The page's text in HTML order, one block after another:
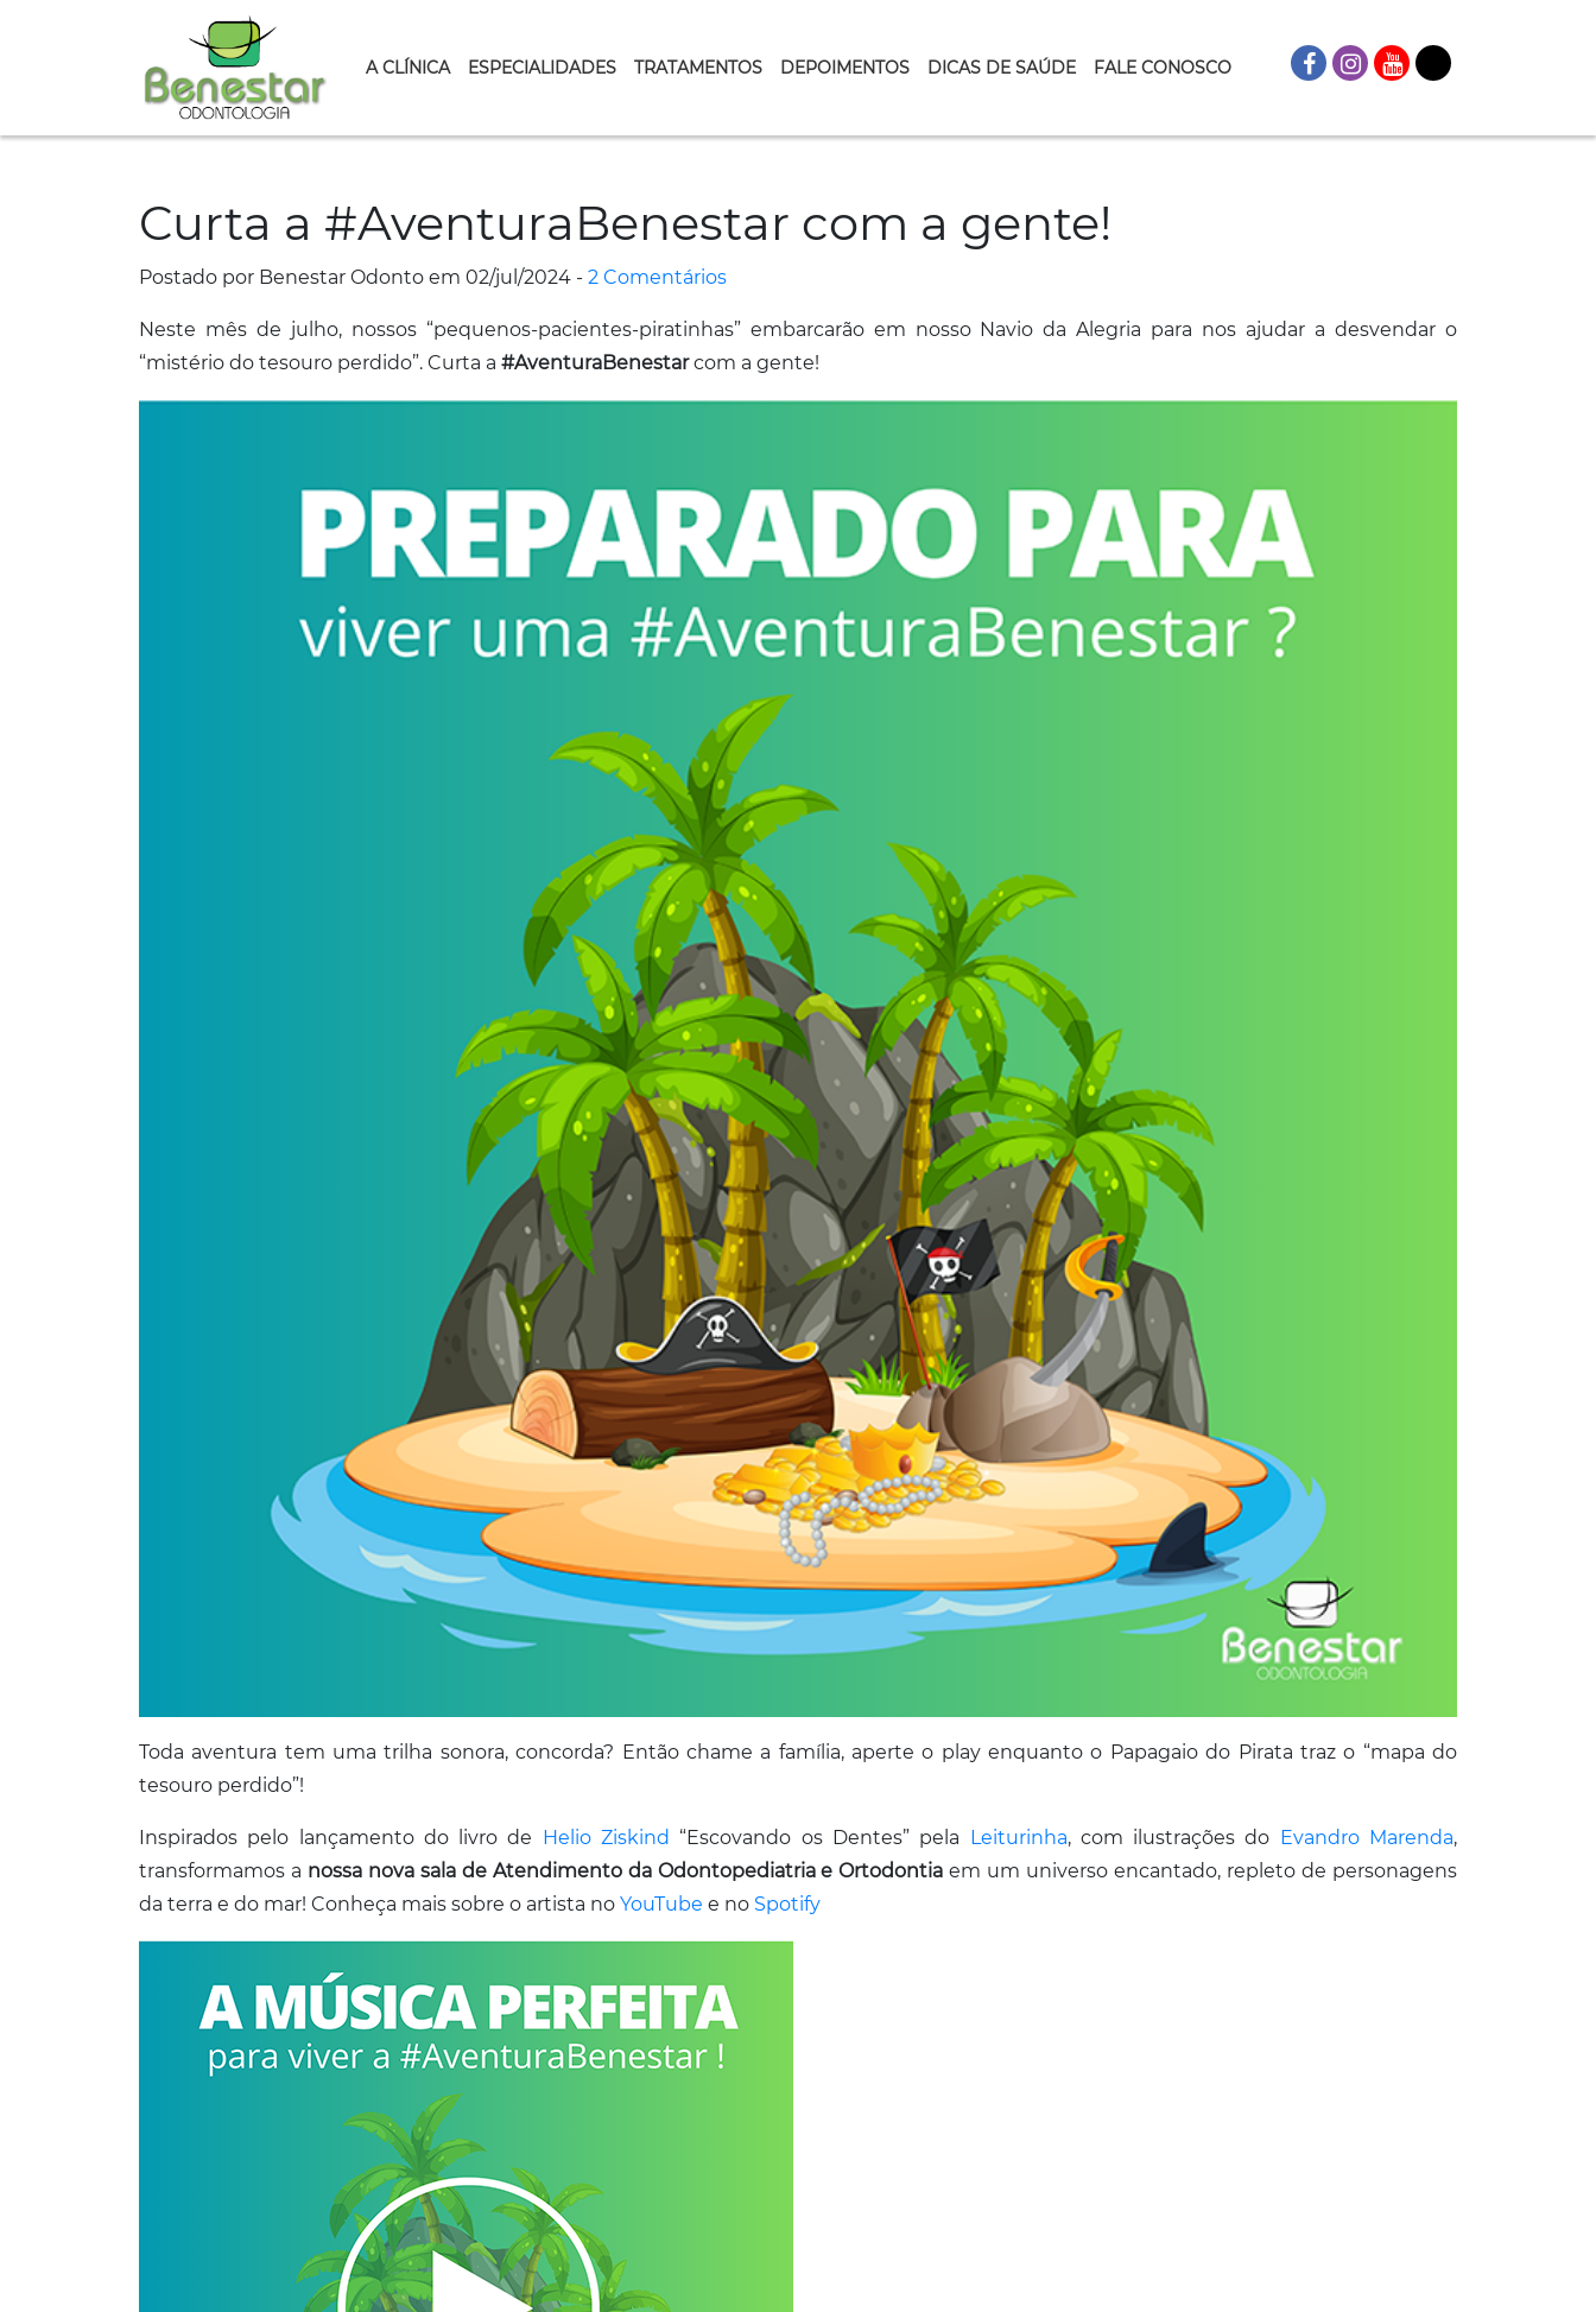
A CLÍNICA ESPECIALIDADES TRATAMENTOS DEPOIMENTOS DICAS DE SAÚDE FALE CONOSCO
Curta a #AventuraBenestar com a gente!
Postado por Benestar Odonto em 02/jul/2024 - 2 Comentários
Neste mês de julho, nossos “pequenos-pacientes-piratinhas” embarcarão em nosso Navio da Alegria para nos ajudar a desvendar o
“mistério do tesouro perdido”. Curta a #AventuraBenestarcom a gente!
Toda aventura tem uma trilha sonora, concorda? Então chame a família, aperte o play enquanto o Papagaio do Pirata traz o “mapa do
tesouro perdido”!
Inspirados pelo lançamento do livro de Helio Ziskind “Escovando os Dentes” pela Leiturinha, com ilustrações do Evandro Marenda,
transformamos a nossa nova sala de Atendimento da Odontopediatria e Ortodontia em um universo encantado, repleto de personagens
da terra e do mar! Conheça mais sobre o artista no YouTube e no Spotify